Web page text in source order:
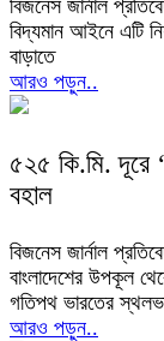
বিজনেস জার্নাল
বিদ্যমান আইনে এটি
বাড়াতে
আরও পড়ুন..
৫২৫ কি.মি. দূরে
বহাল
বিজনেস জার্নাল
বাংলাদেশের উপকূল
গতিপথ ভারতের
আরও পড়ুন..